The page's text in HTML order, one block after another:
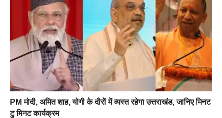
PM मोदी, अमित शाह, योगी के दौराें में व्यस्त रहेगा उत्तराखंड, जानिए मिनट
टु मिनट कार्यक्रम